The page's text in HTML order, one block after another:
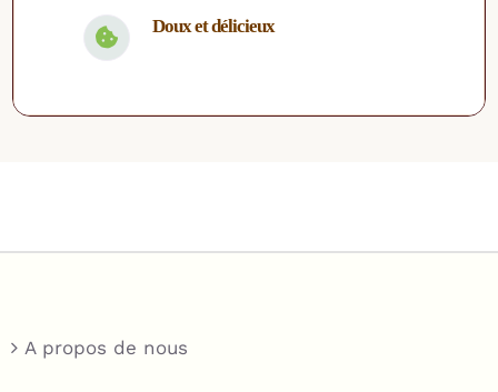
Doux et délicieux
A propos de nous